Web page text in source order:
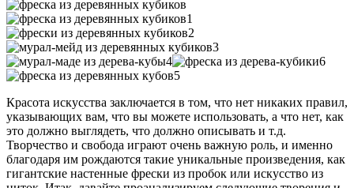
Красота искусства заключается в том, что нет никаких правил,
указывающих вам, что вы можете использовать, а что нет, как
это должно выглядеть, что должно описывать и т.д.
Творчество и свобода играют очень важную роль, и именно
благодаря им рождаются такие уникальные произведения, как
гигантские настенные фрески из пробок или искусство из